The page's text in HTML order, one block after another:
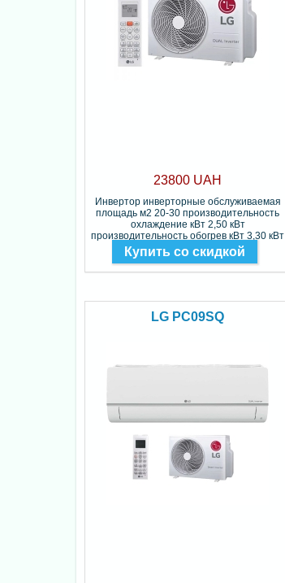
23800 UAH
Инвертор инверторные обслуживаемая
площадь м2 20-30 производительность
охлаждение кВт 2,50 кВт
производительность обогрев кВт 3,30 кВт
Фреон R32
Купить со скидкой
LG PC09SQ